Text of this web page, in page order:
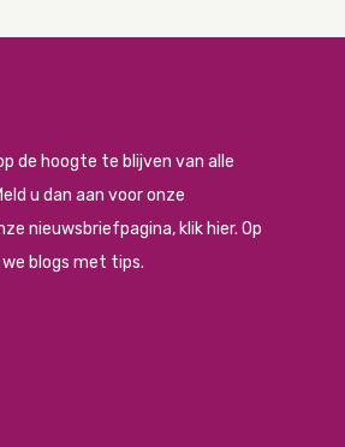
de hoogte te blijven van alle
u dan aan voor onze
nieuwsbriefpagina, klik hier. Op
blogs met tips.